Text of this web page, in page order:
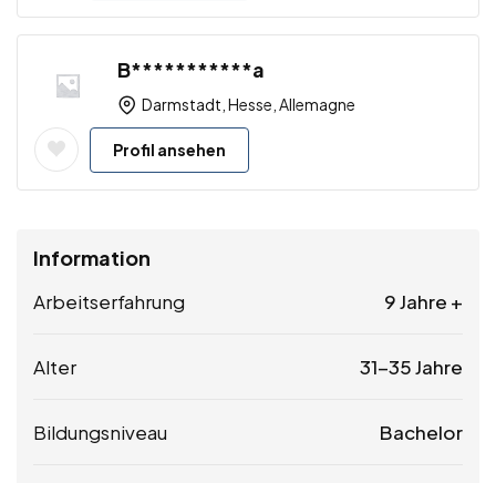
B***********a
Darmstadt, Hesse, Allemagne
Profil ansehen
Information
Arbeitserfahrung 9 Jahre +
Alter 31-35 Jahre
Bildungsniveau Bachelor